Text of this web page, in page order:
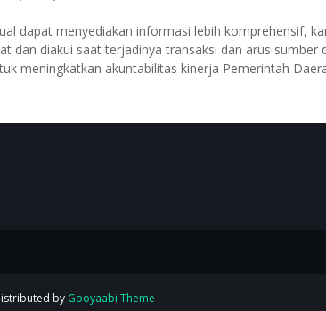
dapat menyediakan informasi lebih komprehensif,
dan diakui saat terjadinya transaksi dan arus sumber
meningkatkan akuntabilitas kinerja Pemerintah
by Gooyaabi Theme